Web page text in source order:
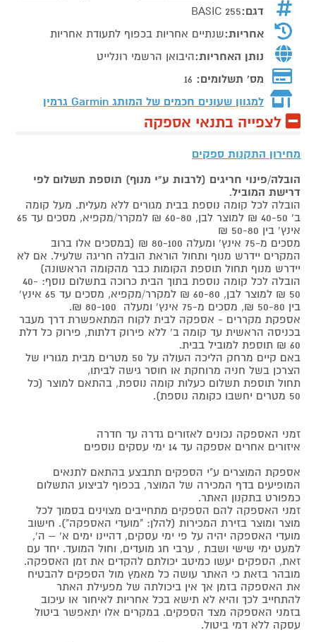
דגם:255 BASIC
אחריות:שנתיים אחריות בכפוף לתעודת אחריות
נותן האחריות:היבואן הרשמי רונלייט
מס' תשלומים: 16
למגוון שעונים חכמים של המותג Garmin גרמין
לצפייה בתנאי אספקה
מחירון התקנות ספקים
הובלה/פינוי חריגים (לרבות ע"י מנוף) תוספת תשלום לפי
דרישת המוביל.
הובלה לכל קומה נוספת בבית מגורים ללא מעלית. מעל קומה
ב' 40-50 ₪ למוצר לבן, 60-80 ₪ למקרר/מקפיא, מסכים עד 65
אינץ' בין 50-80 ₪
מסכים מ-75 אינץ' ומעלה 80-100 ₪ (במסכים אלו ברוב
המקרים יידרש מנוף ותחול הוראת הובלה חריגה שלעיל. אם לא
יידרש מנוף תחול תוספת הקומות כבר מהקומה הראשונה)
הובלה לכל קומה נוספת בתוך הבית כרוכה בתשלום נוסף: 40-
50 ₪ למוצר לבן, 60-80 ₪ למקרר/מקפיא, מסכים עד 65 אינץ'
בין 50-80 ₪, מסכים מ-75 אינץ' ומעלה 80-100 ₪.
אספקת מקררים - אספקה לבית לקוח המתאפשרת דרך מעבר
בכניסה הראשית עד קומה ב' ללא פירוק דלתות, פירוק כל דלת
60 ₪ תוספת למוביל בבית.
באם קיים מרחק הליכה העולה על 50 מטרים מבית מגוריו של
הצרכן בשל חניה מרוחקת או חוסר גישה לביתו,
תחול תוספת תשלום כעלות קומה נוספת, בהתאם למוצר (כל
50 מטרים יחשבו כקומה נוספת).
זמני האספקה נכונים לאזורים גדרה עד חדרה
איזורים אחרים אספקה עד 14 ימי עסקים נוספים
אספקת המוצרים ע"י הספקים תתבצע בהתאם לתנאים
המופיעים בדף המכירה של המוצר, בכפוף לביצוע התשלום
כמפורט בתקנון האתר.
זמני האספקה להם הספקים מתחייבים מצוינים בסמוך לכל
מוצר ומוצר בזירת המכירות (להלן: "מועדי האספקה"). חישוב
מועדי האספקה יהיה על פי ימי עסקים, דהיינו ימים א' – ה',
למעט ימי שישי ושבת , ערבי חג מועדים, וחול המועד. יחד עם
זאת, הספקים יעשו כמיטב יכולתם להקדים את זמן האספקה.
מובהר בזאת כי האתר עושה כל מאמץ מול הספקים להבטיח
את האספקה בזמן אך אין ביכולתה של מפעילת האתר
להתחייב לכך והיא לא תישא בכל אחריות לאיחור או עיכוב
בזמני האספקה מצד הספקים. במקרים אלו יתאפשר ביטול
עסקה ללא דמי ביטול.